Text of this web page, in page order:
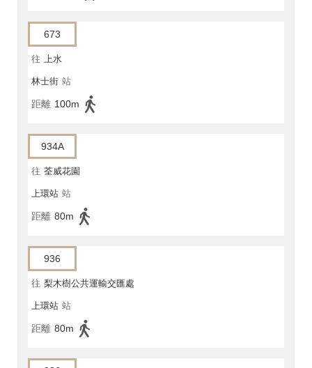
673
往 上水
林士街 站
距離 100m
934A
往 荃威花園
上環站 站
距離 80m
936
往 梨木樹公共運輸交匯處
上環站 站
距離 80m